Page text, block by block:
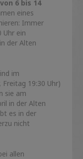
6 bis 14
eines
Immer
Uhr ein
der Alten
im
19:30 Uhr)
sie am
in der Alten
es in der
nicht
allen